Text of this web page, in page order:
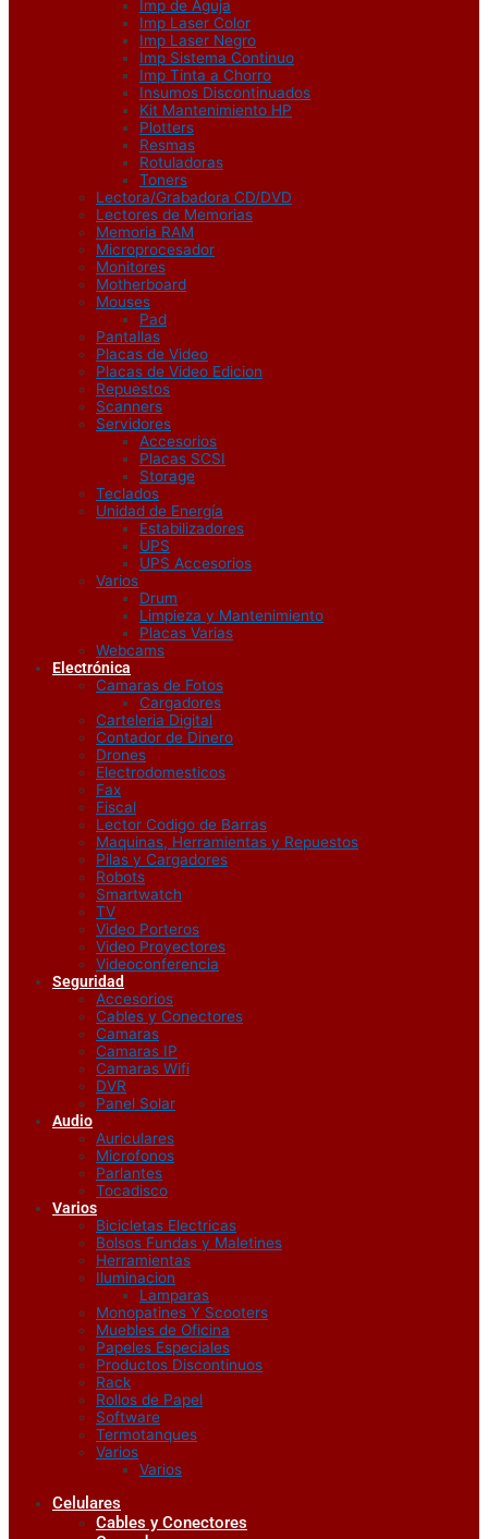
Imp de Aguja
Imp Laser Color
Imp Laser Negro
Imp Sistema Continuo
Imp Tinta a Chorro
Insumos Discontinuados
Kit Mantenimiento HP
Plotters
Resmas
Rotuladoras
Toners
Lectora/Grabadora CD/DVD
Lectores de Memorias
Memoria RAM
Microprocesador
Monitores
Motherboard
Mouses
Pad
Pantallas
Placas de Video
Placas de Video Edicion
Repuestos
Scanners
Servidores
Accesorios
Placas SCSI
Storage
Teclados
Unidad de Energía
Estabilizadores
UPS
UPS Accesorios
Varios
Drum
Limpieza y Mantenimiento
Placas Varias
Webcams
Electrónica
Camaras de Fotos
Cargadores
Carteleria Digital
Contador de Dinero
Drones
Electrodomesticos
Fax
Fiscal
Lector Codigo de Barras
Maquinas, Herramientas y Repuestos
Pilas y Cargadores
Robots
Smartwatch
TV
Video Porteros
Video Proyectores
Videoconferencia
Seguridad
Accesorios
Cables y Conectores
Camaras
Camaras IP
Camaras Wifi
DVR
Panel Solar
Audio
Auriculares
Microfonos
Parlantes
Tocadisco
Varios
Bicicletas Electricas
Bolsos Fundas y Maletines
Herramientas
Iluminacion
Lamparas
Monopatines Y Scooters
Muebles de Oficina
Papeles Especiales
Productos Discontinuos
Rack
Rollos de Papel
Software
Termotanques
Varios
Varios
Celulares
Cables y Conectores